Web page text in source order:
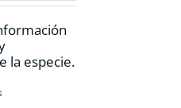
la especie.